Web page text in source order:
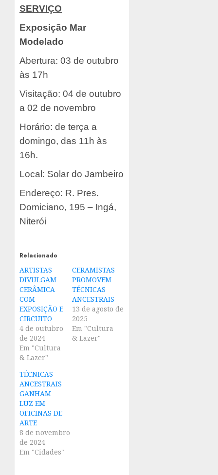
SERVIÇO
Exposição Mar
Modelado
Abertura: 03 de outubro
às 17h
Visitação: 04 de outubro
a 02 de novembro
Horário: de terça a
domingo, das 11h às
16h.
Local: Solar do Jambeiro
Endereço: R. Pres.
Domiciano, 195 – Ingá,
Niterói
Relacionado
ARTISTAS
DIVULGAM
CERÂMICA
COM
EXPOSIÇÃO E
CIRCUITO
4 de outubro
de 2024
Em "Cultura
& Lazer"
CERAMISTAS
PROMOVEM
TÉCNICAS
ANCESTRAIS
13 de agosto de
2025
Em "Cultura
& Lazer"
TÉCNICAS
ANCESTRAIS
GANHAM
LUZ EM
OFICINAS DE
ARTE
8 de novembro
de 2024
Em "Cidades"